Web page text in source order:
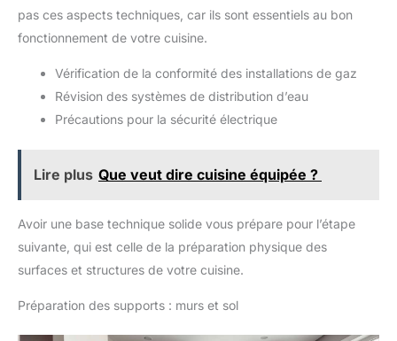
pas ces aspects techniques, car ils sont essentiels au bon
fonctionnement de votre cuisine.
Vérification de la conformité des installations de gaz
Révision des systèmes de distribution d’eau
Précautions pour la sécurité électrique
Lire plus Que veut dire cuisine équipée ?
Avoir une base technique solide vous prépare pour l’étape
suivante, qui est celle de la préparation physique des
surfaces et structures de votre cuisine.
Préparation des supports : murs et sol